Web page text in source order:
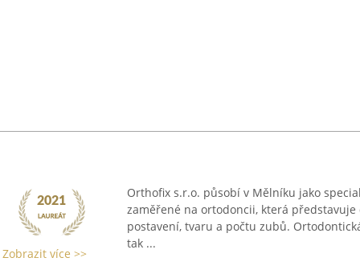
Zobrazit více >>
Orthofix s.r.o. působí v Mělníku jako
zaměřené na ortodoncii, která
postavení, tvaru a počtu zubů.
tak ...